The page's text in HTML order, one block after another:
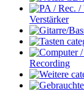
Verstärker
Recording